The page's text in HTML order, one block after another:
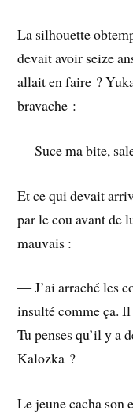
La silhouette
devait avoir seize
allait en faire ?
bravache :
― Suce ma bite,
Et ce qui devait
par le cou avant de
mauvais :
― J’ai arraché les
insulté comme ça.
Tu penses qu’il y a
Kalozka ?
Le jeune cacha son